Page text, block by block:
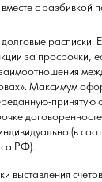
с разбивкой
расписки.
за просрочки,
Максимум
принятую
(в
РФ).
выставления